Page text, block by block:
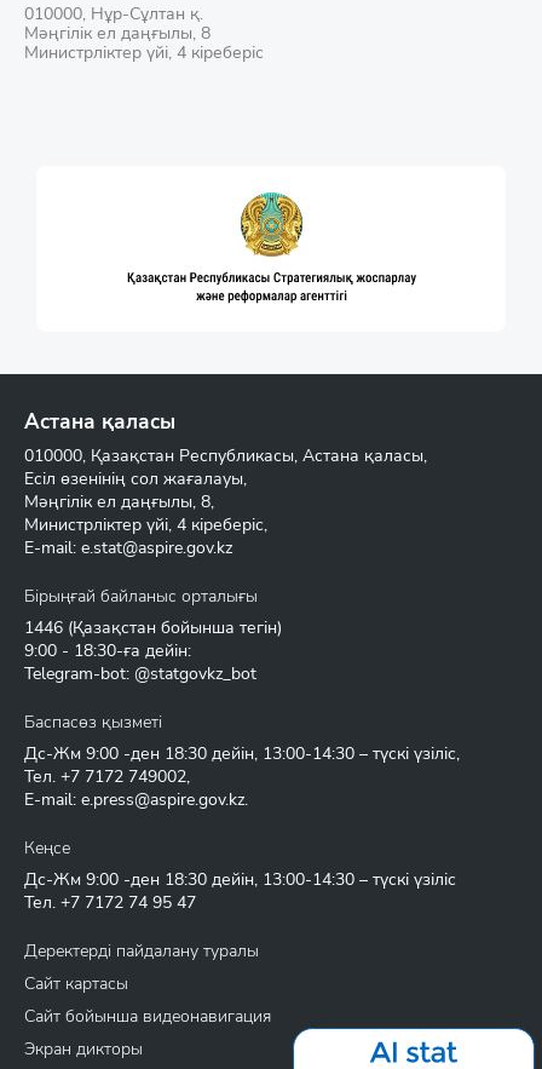
010000, Нұр-Сұлтан қ.
Мәңгілік ел даңғылы, 8
Министрліктер үйі, 4 кіреберіс
Астана қаласы
010000, Қазақстан Республикасы, Астана қаласы,
Есіл өзенінің сол жағалауы,
Мәңгілік ел даңғылы, 8,
Министрліктер үйі, 4 кіреберіс,
E-mail: e.stat@aspire.gov.kz
Бірыңғай байланыс орталығы
1446 (Қазақстан бойынша тегін)
9:00 - 18:30-ға дейін:
Telegram-bot: @statgovkz_bot
Баспасөз қызметі
Дс-Жм 9:00 -ден 18:30 дейін, 13:00-14:30 – түскі үзіліс,
Тел. +7 7172 749002,
E-mail: e.press@aspire.gov.kz.
Кеңсе
Дс-Жм 9:00 -ден 18:30 дейін, 13:00-14:30 – түскі үзіліс
Тел. +7 7172 74 95 47
Деректерді пайдалану туралы
Сайт картасы
Сайт бойынша видеонавигация
Экран дикторы